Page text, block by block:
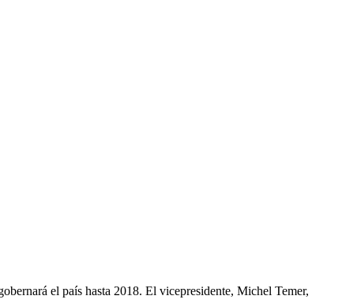
el país hasta 2018. El vicepresidente, Michel Temer,